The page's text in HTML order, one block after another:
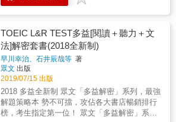
版本和「Youtor App」不相容導致無法安裝，
請與本公司聯繫，由專人為您服務。
題認證，立即開通會員限定功能，就能線上讀
取本書的所有音檔。如書中有搭配學習影片，
筆」網頁版就像是點讀筆一樣好用，可以調整
播放速度（0.8-1.2倍速），加強聽力練習。也
可以自動換頁或是手動點選想要的頁數，聆聽
該頁音檔。（4）如果關掉網頁後，下次想要學
習時，可以從「會員專區」裡的「學習紀錄」
查找上次學習的書籍，點選、接續學習。（5）
請注意，若距離上次登入超過一個月，網站會
自行登出帳戶，需再次登入，並完成題目驗證
學習上的不方便，但是一支筆加一本書往往就
要二、三千元，且各家點讀筆又不相容，CP值
真的很低。 （3）後來雖然有了利用QR Code
掃描下載檔案至手機來聽取音檔的方式，但手
機不僅必須要一直處在上網的狀態，且從掃描
到聽取音檔的時間往往要花個5秒以上，很令人
氣結。 （4）因此，我們為了同時解決讀者以
上三種困擾，特別領先全球開發了「VRP虛擬
點讀筆」，並獲得專利，希望這個輔助學習的
讀。 &
共500題閱讀模擬測驗，涵蓋Part 5「單句填
空」、Part 6「短文填空」以及Part 7 「閱讀測
的閱讀測驗。 & 直擊考生常見錯誤，全力拿下
高分！ Essence English School作為多益教育
機構，累積大量考生答題資料，完全了解考生
答題時的盲點。本書以豐富的教學經驗，獨家
歸納Part 5～Part 7高分祕技，及答題時間的分
配，並提供精闢的題目解析，標示出題目類
型，協助考生釐清考題關鍵，在75分鐘內徹底
激發高分實力。 & 以「答案卡」練習畫卡，訓
題小組」聯合審訂的 《神猜解TOEIC多益閱
讀：「攻略」＋「試題」＋「解析」一本搞
定》， 神「猜」解，「解」題最精闢！ 100%
全新試題！ 100%高命中率！ 100%精闢解析！
100%高分攻略！ 多益測驗Part 5到Part 7一本
看就會 打造全新制多益閱讀滿分─ 最專業的多
益滿分組合 本書由6次多益滿分的補教多益大
神「薛詠文」親自編寫，「全新制多益解題小
TOEIC L&R TEST多益[閱讀＋聽力＋文
法]解密套書(2018全新制)
早川幸治、石井辰哉等 著
眾文 出版
2019/07/15 出版
2018 多益全新制 眾文「多益解密」系列，最強
解題策略本 勢不可擋，攻佔各大書店暢銷排行
榜，考生指定第一位！ 眾文「多益解密」系